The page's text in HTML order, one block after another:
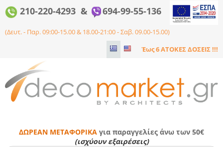
210-220-4293 & 694-99-55-136
(Δευτ. - Παρ. 09:00-15.00 & 18.00-21:00 - Σαβ. 09.00-15.00)
Έως 6 ΑΤΟΚΕΣ ΔΟΣΕΙΣ !!!
ΔΩΡΕΑΝ ΜΕΤΑΦΟΡΙΚΑ για παραγγελίες άνω των 50€
(ισχύουν εξαιρέσεις)